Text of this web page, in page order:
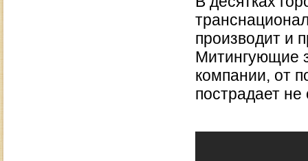
производит и
Митингующие
компании, от
пострадает